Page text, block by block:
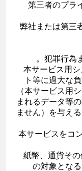
（6）第三者の
（7）弊社または
（10）本サービ
ト等に過大な
（本サービス用
まれるデータ等
ません）を与え
(11)本サービスを
（12）紙幣、通
の対象とな